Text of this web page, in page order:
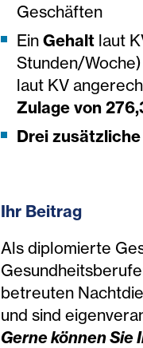
Geschäften
Ein Gehalt laut
Stunden/
laut KV
Zulage von
Drei
Ihr Beitrag
Als diplomierte
betreuten
und sind
Gerne können Sie